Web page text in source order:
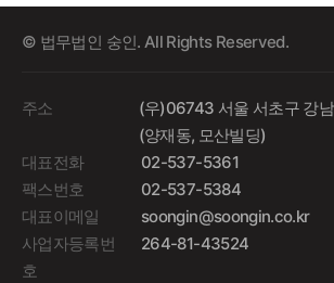
© 법무법인 숭인. All Rights Reserved.
주소
(우)06743 서울 서초구 강
(양재동, 모산빌딩)
대표전화
02-537-5361
팩스번호
02-537-5384
대표이메일
soongin@soongin.co.kr
사업자등록번
호
264-81-43524